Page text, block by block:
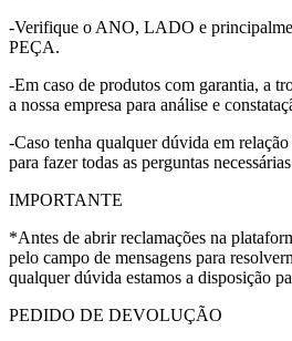
-Verifique o ANO, LADO e
PEÇA.
-Em caso de produtos com garantia, a
a nossa empresa para análise e
-Caso tenha qualquer dúvida em
para fazer todas as perguntas
IMPORTANTE
*Antes de abrir reclamações na
pelo campo de mensagens para
qualquer dúvida estamos a disposição
PEDIDO DE DEVOLUÇÃO